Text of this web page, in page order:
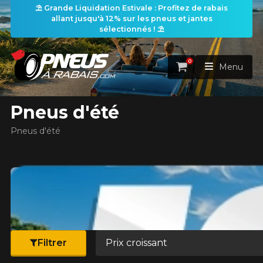
⛱️ Grande Liquidation Estivale : Profitez de rabais
allant jusqu'à 12% sur les pneus et jantes
sélectionnés ! ⛱️
ACCUEIL
RECHERCHE DE PNEUS VOIR TOUT
Par dimensions Par véhicule
Recherche par dimensions
LARGEUR RAPPORT
ROUES
RECHERCHE DE ROUES VOIR TOUT
Par véhicule Par dimensions
RECHERCHE D'ENSEMBLES
PROMOTIONS
Panier
0
Menu
Pneus d'été
Pneus d'été
Filtrer
les filtres